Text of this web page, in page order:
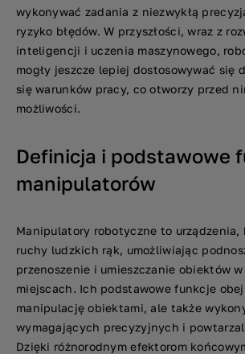
wykonywać zadania z niezwykłą
ryzyko błędów. W przyszłości, wraz z
inteligencji i uczenia maszynowego,
mogły jeszcze lepiej dostosowywać się
się warunków pracy, co otworzy przed
możliwości.
Definicja i podstawowe
manipulatorów
Manipulatory robotyczne to urządzenia,
ruchy ludzkich rąk, umożliwiając
przenoszenie i umieszczanie obiektów
miejscach. Ich podstawowe funkcje
manipulację obiektami, ale także
wymagających precyzyjnych i
Dzięki różnorodnym efektorom